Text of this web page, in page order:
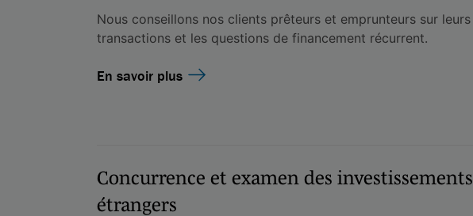
Nous conseillons nos clients prêteurs et emprunteurs sur leurs
transactions et les questions de financement récurrent.
En savoir plus
Concurrence et examen des investissements
étrangers